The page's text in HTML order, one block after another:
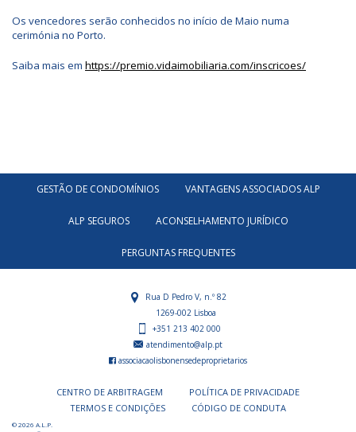
Os vencedores serão conhecidos no início de Maio numa
cerimónia no Porto.
Saiba mais em https://premio.vidaimobiliaria.com/inscricoes/
GESTÃO DE CONDOMÍNIOS VANTAGENS ASSOCIADOS ALP
ALP SEGUROS ACONSELHAMENTO JURÍDICO
PERGUNTAS FREQUENTES
Rua D Pedro V, n.º 82
1269-002 Lisboa
+351 213 402 000
atendimento@alp.pt
associacaolisbonensedeproprietarios
CENTRO DE ARBITRAGEM
POLÍTICA DE PRIVACIDADE
TERMOS E CONDIÇÕES
CÓDIGO DE CONDUTA
© 2026 A.L.P.